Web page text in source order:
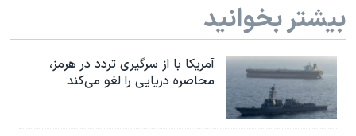
بیشتر بخوانید
آمریکا با از سرگیری تردد در هرمز،
محاصره دریایی را لغو می‌کند